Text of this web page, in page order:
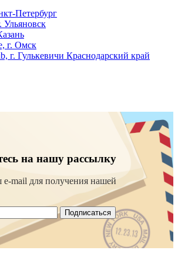
Петербург
Ульяновск
г. Омск
г. Гулькевичи Краснодарский край
на нашу рассылку
mail для получения нашей
Подписаться